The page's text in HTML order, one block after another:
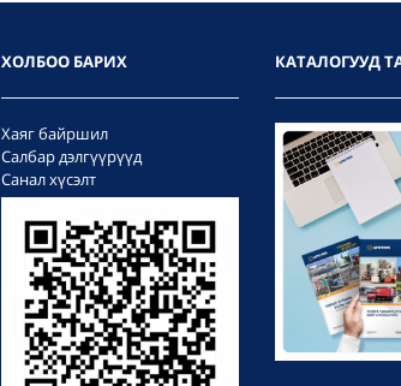
ХОЛБОО БАРИХ
Хаяг байршил
Салбар дэлгүүрүүд
Санал хүсэлт
КАТАЛОГУУД